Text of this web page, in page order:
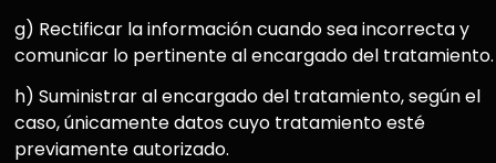
g) Rectificar la información cuando sea incorrecta y
comunicar lo pertinente al encargado del tratamiento.
h) Suministrar al encargado del tratamiento, según el
caso, únicamente datos cuyo tratamiento esté
previamente autorizado.